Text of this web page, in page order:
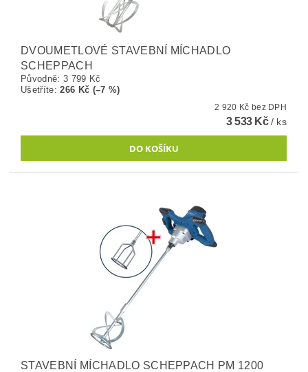
DVOUMETLOVÉ STAVEBNÍ MÍCHADLO
SCHEPPACH
Původně: 3 799 Kč
Ušetříte:266 Kč (–7 %)
2 920 Kč bez DPH
3 533 Kč/ ks
STAVEBNÍ MÍCHADLO SCHEPPACH PM 1200